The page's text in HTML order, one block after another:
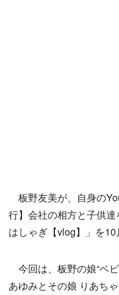
板野友美が、自身の
行】会社の相方と子供
はしゃぎ【vlog】」を10
今回は、板野の娘“ベ
あゆみとその娘 りあち